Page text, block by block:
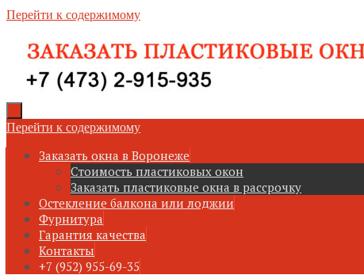
Перейти к содержимому
Перейти к содержимому
Заказать окна в Воронеже
Стоимость пластиковых окон
Заказать пластиковые окна в рассрочку
Остекление балкона или лоджии
Фурнитура
Гарантия качества
Контакты
+7 (952) 955-69-35